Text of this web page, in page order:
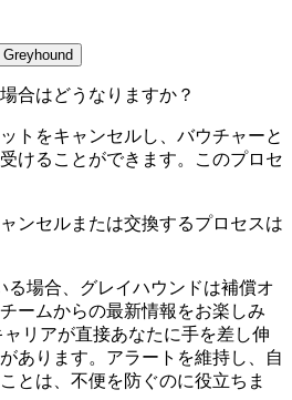
Greyhound
合はどうなりますか？
トをキャンセルし、バウチャーと
けることができます。このプロセ
ンセルまたは交換するプロセスは
る場合、グレイハウンドは補償オ
ームからの最新情報をお楽しみ
リアが直接あなたに手を差し伸
あります。アラートを維持し、自
とは、不便を防ぐのに役立ちま